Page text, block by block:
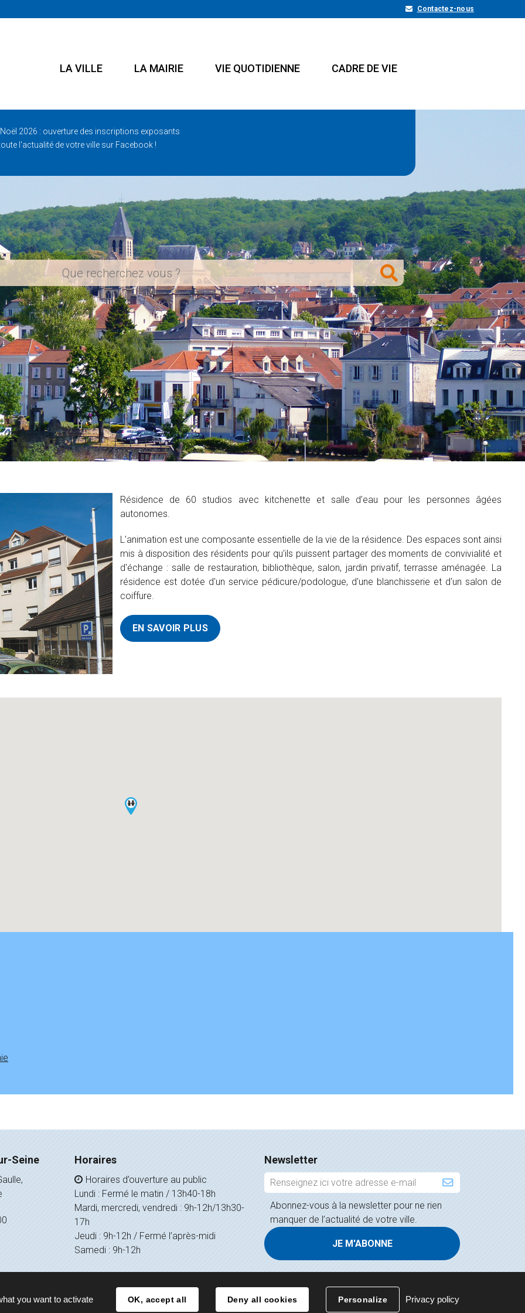
Contactez-nous
LA VILLE LA MAIRIE VIE QUOTIDIENNE CADRE DE VIE
2026 : ouverture des inscriptions exposants
l'actualité de votre ville sur Facebook !
Résidence de 60 studios avec kitchenette et salle d’eau pour les personnes âgées
autonomes.
L'animation est une composante essentielle de la vie de la résidence. Des espaces sont ainsi
mis à disposition des résidents pour qu'ils puissent partager des moments de convivialité et
d'échange : salle de restauration, bibliothèque, salon, jardin privatif, terrasse aménagée. La
résidence est dotée d'un service pédicure/podologue, d'une blanchisserie et d'un salon de
coiffure.
EN SAVOIR PLUS
Seine Horaires
Horaires d’ouverture au public
Lundi : Fermé le matin / 13h40-18h
Mardi, mercredi, vendredi : 9h-12h/13h30-
17h
Jeudi : 9h-12h / Fermé l’après-midi
Samedi : 9h-12h
Newsletter
Inscription
à
la
newsletter
Abonnez-vous à la newsletter pour ne rien
manquer de l’actualité de votre ville.
légales Politique de confidentialité Contact
you want to activate OK, accept all Deny all cookies Personalize Privacy policy